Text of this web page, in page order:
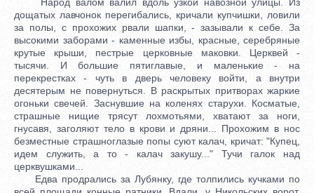
дощатых лавчонок перегибались, кричали купчишки, ловили
за полы, с прохожих рвали шапки, - зазывали к себе. За
высокими заборами - каменные избы, красные, серебряные
крутые крыши, пестрые церковные маковки. Церквей -
тысячи. И большие пятиглавые, и маленькие - на
перекрестках - чуть в дверь человеку войти, а внутри
десятерым не повернуться. В раскрытых притворах жаркие
огоньки свечей. Заснувшие на коленях старухи. Косматые,
страшные нищие трясут лохмотьями, хватают за ноги,
гнусавя, заголяют тело в крови и дряни... Прохожим в нос
безместные страшноглазые попы суют калач, кричат: "Купец,
идем служить, а то - калач закушу..." Тучи галок над
церквушками...
Едва продрались за Лубянку, где толпились кучками по